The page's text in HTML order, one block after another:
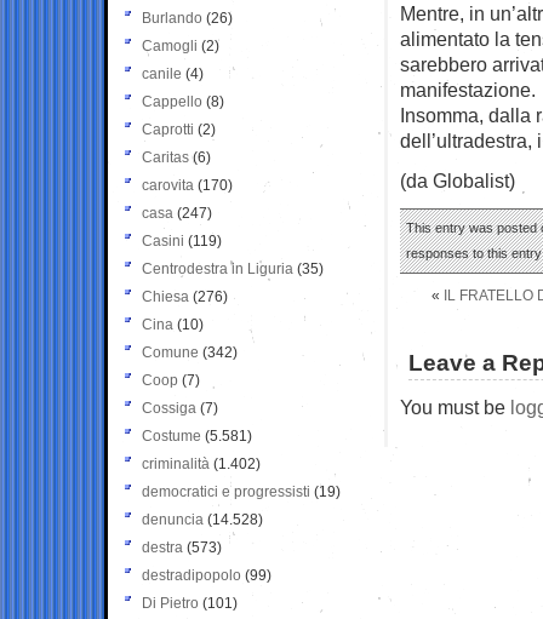
Mentre, in
alimentato la
sarebbero
manifestazione.
Insomma, dalla
dell’ultradestra,
(da Globalist)
This entry was posted
responses to this
« IL
Leave a
You must be
Burlando (26)
Camogli (2)
canile (4)
Cappello (8)
Caprotti (2)
Caritas (6)
carovita (170)
casa (247)
Casini (119)
Centrodestra in Liguria (35)
Chiesa (276)
Cina (10)
Comune (342)
Coop (7)
Cossiga (7)
Costume (5.581)
criminalità (1.402)
democratici e progressisti (19)
denuncia (14.528)
destra (573)
destradipopolo (99)
Di Pietro (101)